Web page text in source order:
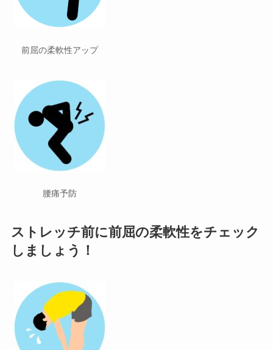
前屈の柔軟性アップ
腰痛予防
ストレッチ前に前屈の柔軟性をチェック
しましょう！